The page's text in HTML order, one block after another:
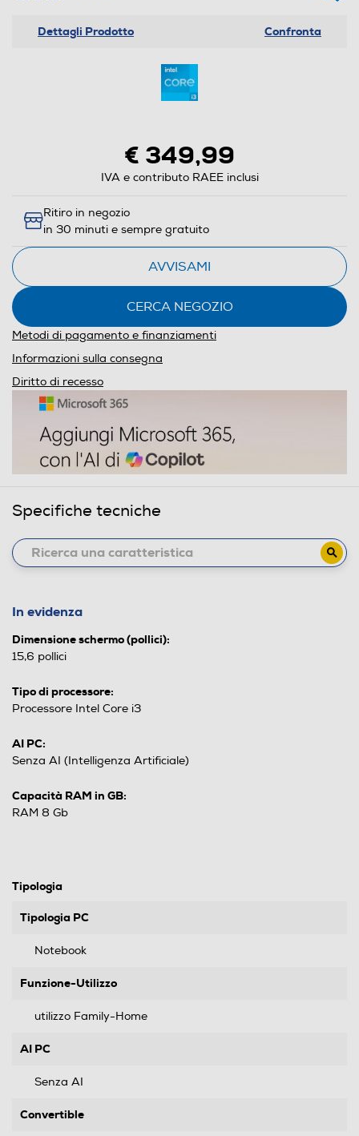
Dettagli Prodotto Confronta
€ 349,99
IVA e contributo RAEE inclusi
Ritiro in negozio
in 30 minuti e sempre gratuito
AVVISAMI
CERCA NEGOZIO
Metodi di pagamento e finanziamenti
Informazioni sulla consegna
Diritto di recesso
Specifiche tecniche
In evidenza
Dimensione schermo (pollici):
15,6 pollici
Tipo di processore:
Processore Intel Core i3
AI PC:
Senza AI (Intelligenza Artificiale)
Capacità RAM in GB:
RAM 8 Gb
Tipologia
Tipologia PC
Notebook
Funzione-Utilizzo
utilizzo Family-Home
AI PC
Senza AI
Convertible